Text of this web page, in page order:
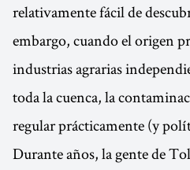
relativamente fácil de
embargo, cuando el origen
industrias agrarias
toda la cuenca, la
regular prácticamente (y
Durante años, la gente de